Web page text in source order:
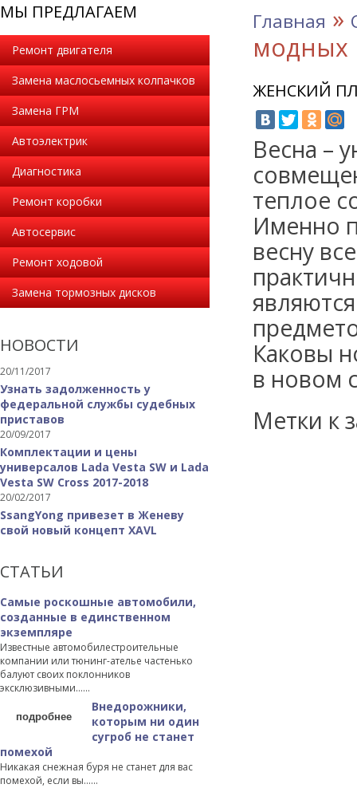
МЫ ПРЕДЛАГАЕМ
Ремонт двигателя
Замена маслосьемных колпачков
Замена ГРМ
Автоэлектрик
Диагностика
Ремонт коробки
Автосервис
Ремонт ходовой
Замена тормозных дисков
НОВОСТИ
20/11/2017
Узнать задолженность у
федеральной службы судебных
приставов
20/09/2017
Комплектации и цены
универсалов Lada Vesta SW и Lada
Vesta SW Cross 2017-2018
20/02/2017
SsangYong привезет в Женеву
свой новый концепт XAVL
СТАТЬИ
Самые роскошные автомобили,
созданные в единственном
экземпляре
Известные автомобилестроительные
компании или тюнинг-ателье частенько
балуют своих поклонников
эксклюзивными…...
подробнее
Внедорожники,
которым ни один
сугроб не станет
помехой
Никакая снежная буря не станет для вас
помехой, если вы…...
Главная »
модных
ЖЕНСКИЙ
Весна –
теплое
Именно
весну
Каковы
в новом
Метки к